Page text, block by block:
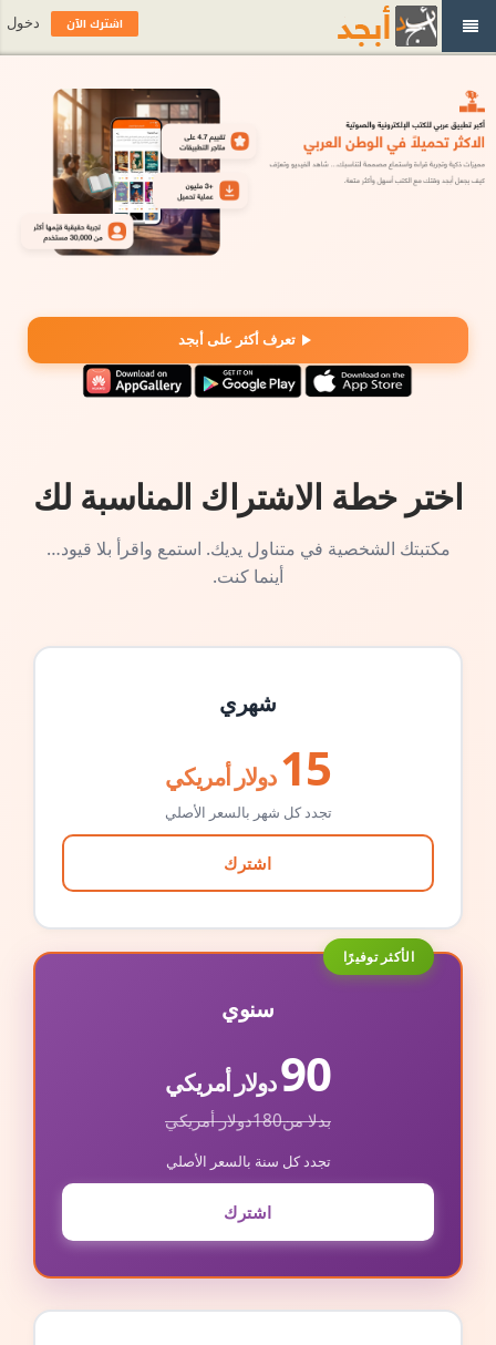
تعرف أكثر على أبجد
اختر خطة الاشتراك المناسبة لك
مكتبتك الشخصية في متناول يديك. استمع واقرأ بلا قيود…
أينما كنت.
شهري
15 دولار أمريكي
تجدد كل شهر بالسعر الأصلي
اشترك
الأكثر توفيرًا
سنوي
90دولار أمريكي
بدلا من180دولار أمريكي
تجدد كل سنة بالسعر الأصلي
اشترك
اشترك الآن دخول